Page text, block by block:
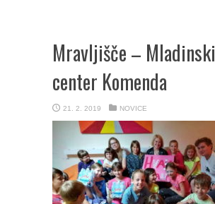
Mravljišče – Mladinski
center Komenda
21. 2. 2019 NOVICE